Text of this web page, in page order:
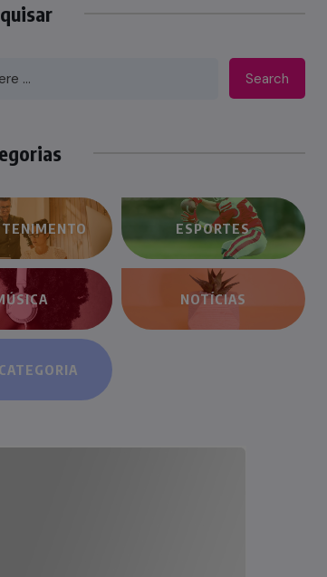
Search
ESPORTES
NOTÍCIAS